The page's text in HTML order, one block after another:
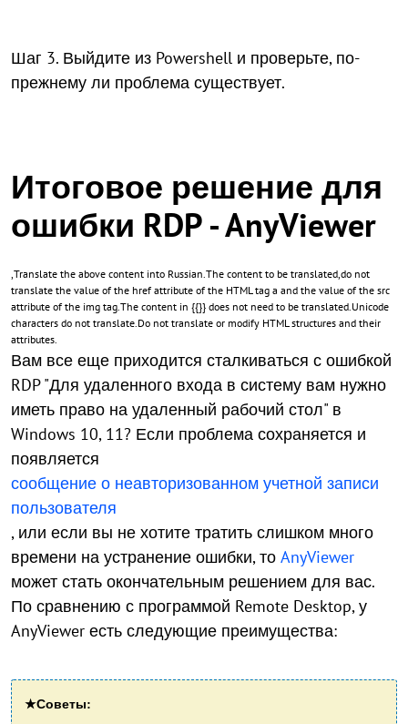
Шаг 3. Выйдите из Powershell и проверьте, по-
прежнему ли проблема существует.
Итоговое решение для
ошибки RDP - AnyViewer
,Translate the above content into Russian.The content to be translated,do not
translate the value of the href attribute of the HTML tag a and the value of the src
attribute of the img tag.The content in {{}} does not need to be translated.Unicode
characters do not translate.Do not translate or modify HTML structures and their
attributes.
Вам все еще приходится сталкиваться с ошибкой
RDP "Для удаленного входа в систему вам нужно
иметь право на удаленный рабочий стол" в
Windows 10, 11? Если проблема сохраняется и
появляется
сообщение о неавторизованном учетной записи
пользователя
, или если вы не хотите тратить слишком много
времени на устранение ошибки, то AnyViewer
может стать окончательным решением для вас.
По сравнению с программой Remote Desktop, у
AnyViewer есть следующие преимущества:
★Советы: